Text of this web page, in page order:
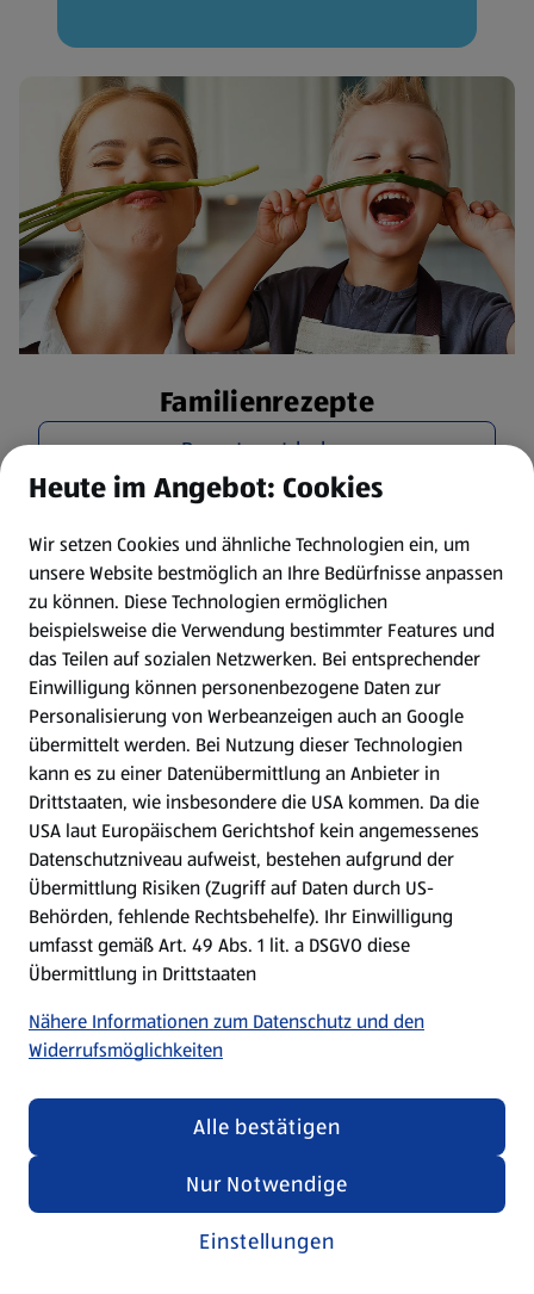
Familienrezepte
Rezepte entdecken
Kochen für Kinder
Rezepte entdecken
Heute im Angebot: Cookies
Wir setzen Cookies und ähnliche Technologien ein, um
unsere Website bestmöglich an Ihre Bedürfnisse anpassen
zu können. Diese Technologien ermöglichen
beispielsweise die Verwendung bestimmter Features und
das Teilen auf sozialen Netzwerken. Bei entsprechender
Einwilligung können personenbezogene Daten zur
Personalisierung von Werbeanzeigen auch an Google
übermittelt werden. Bei Nutzung dieser Technologien
kann es zu einer Datenübermittlung an Anbieter in
Drittstaaten, wie insbesondere die USA kommen. Da die
USA laut Europäischem Gerichtshof kein angemessenes
Datenschutzniveau aufweist, bestehen aufgrund der
Übermittlung Risiken (Zugriff auf Daten durch US-
Behörden, fehlende Rechtsbehelfe). Ihr Einwilligung
umfasst gemäß Art. 49 Abs. 1 lit. a DSGVO diese
Übermittlung in Drittstaaten
Nähere Informationen zum Datenschutz und den
Widerrufsmöglichkeiten
Einstellungen
Nur Notwendige
Alle bestätigen